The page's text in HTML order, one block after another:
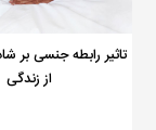
تاثیر رابطه جنسی بر
از زندگی